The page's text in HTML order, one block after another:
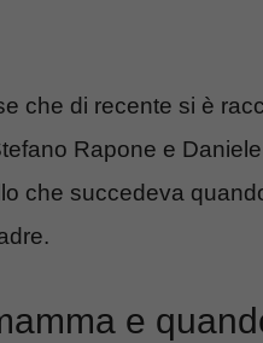
che di recente si è
Rapone e
che succedeva
e